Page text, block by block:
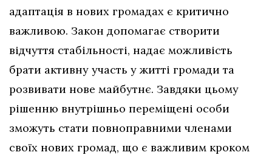
адаптація в нових громадах є критично
важливою. Закон допомагає створити
відчуття стабільності, надає можливість
брати активну участь у житті громади та
розвивати нове майбутнє. Завдяки цьому
рішенню внутрішньо переміщені особи
зможуть стати повноправними членами
своїх нових громад, що є важливим кроком